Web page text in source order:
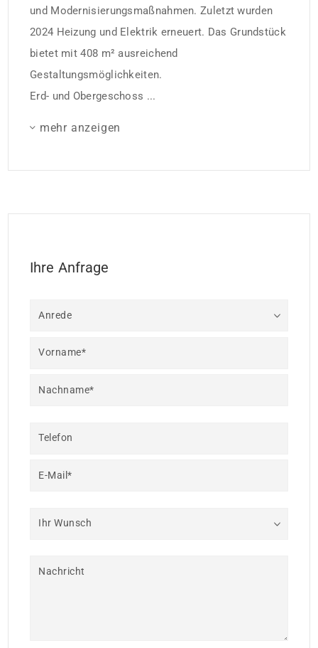
und Modernisierungsmaßnahmen. Zuletzt wurden
2024 Heizung und Elektrik erneuert. Das Grundstück
bietet mit 408 m² ausreichend
Gestaltungsmöglichkeiten.
Erd- und Obergeschoss ...
mehr anzeigen
Ihre Anfrage
Anrede
Vorname*
Nachname*
Telefon
E-Mail*
Ihr Wunsch
Nachricht